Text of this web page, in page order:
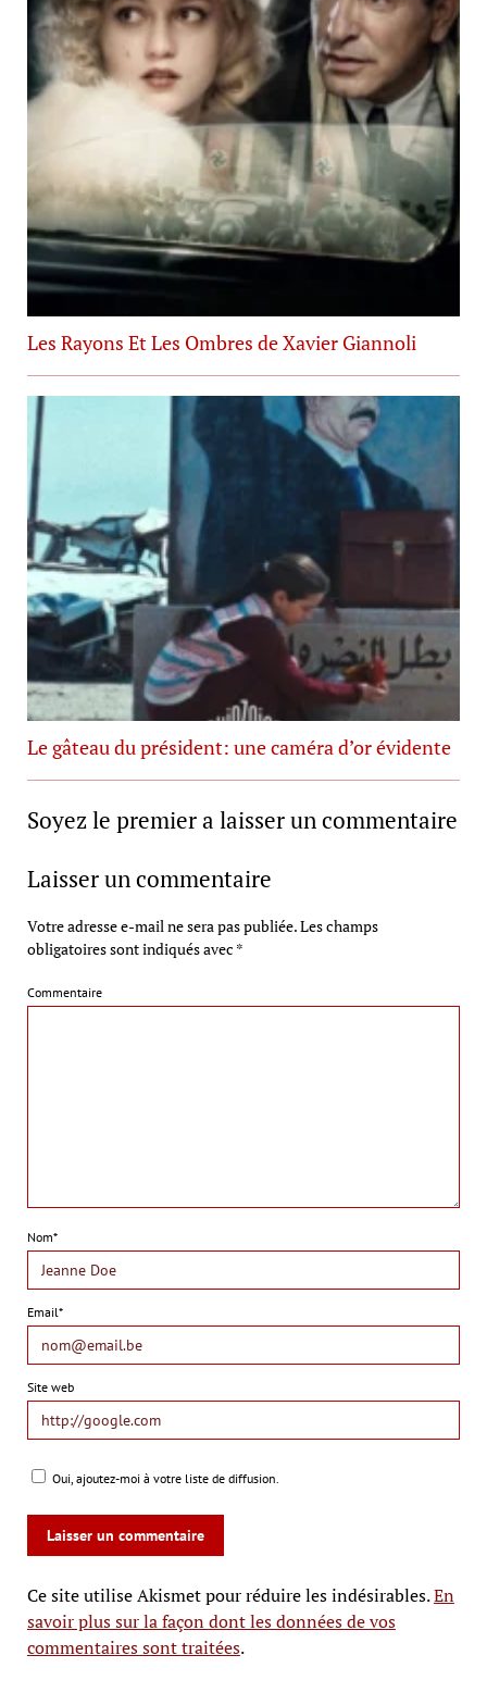
Les Rayons Et Les Ombres de Xavier Giannoli
Le gâteau du président: une caméra d’or évidente
Soyez le premier a laisser un commentaire
Laisser un commentaire
Votre adresse e-mail ne sera pas publiée.Les champs
obligatoires sont indiqués avec *
Commentaire
Nom*
Email*
Site web
Oui, ajoutez-moi à votre liste de diffusion.
Ce site utilise Akismet pour réduire les indésirables.En
savoir plus sur la façon dont les données de vos
commentaires sont traitées.